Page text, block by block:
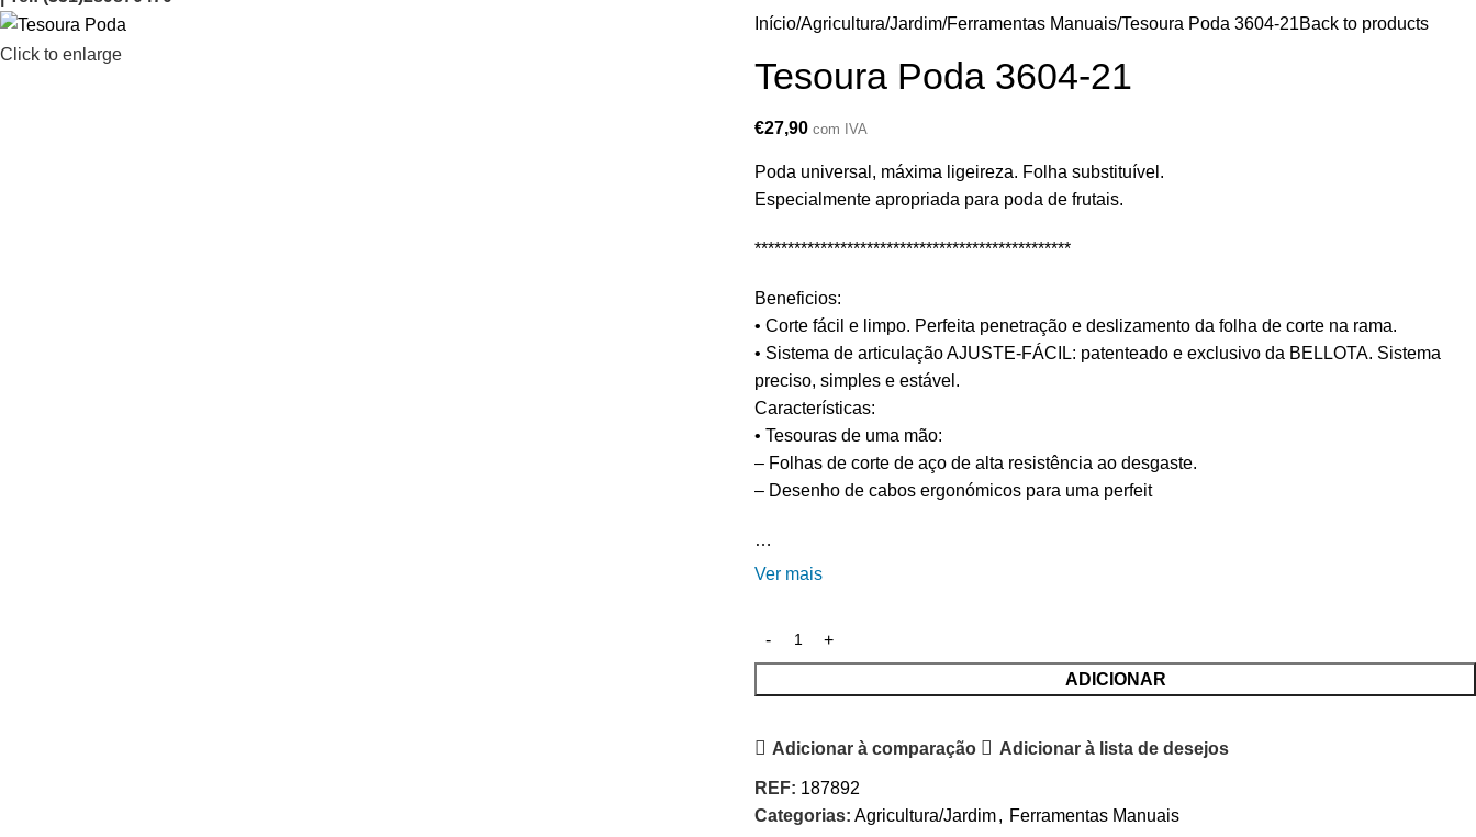
Click to enlarge
Início Agricultura/Jardim Ferramentas Manuais Tesoura Poda 3604-21Back to products
Tesoura Poda 3604-21
€27,90 com IVA
Poda universal, máxima ligeireza. Folha substituível.
Especialmente apropriada para poda de frutais.
************************************************
Beneficios:
• Corte fácil e limpo. Perfeita penetração e deslizamento da folha de corte na rama.
• Sistema de articulação AJUSTE-FÁCIL: patenteado e exclusivo da BELLOTA. Sistema
preciso, simples e estável.
Características:
• Tesouras de uma mão:
– Folhas de corte de aço de alta resistência ao desgaste.
– Desenho de cabos ergonómicos para uma perfeit
…
Ver mais
ADICIONAR
Adicionar à comparação Adicionar à lista de desejos
REF: 187892
Categorias: Agricultura/Jardim, Ferramentas Manuais